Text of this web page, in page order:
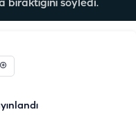
söyledi.